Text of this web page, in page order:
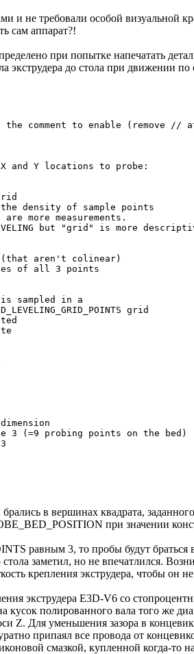
и не требовали особой визуальной
сам аппарат?!
при попытке напечатать
экструдера до стола при движении
the comment to enable
and Y locations to probe:
density of sample points
more measurements.
but "grid" is more
aren't colinear)
of all 3 points
sampled in a
grid
3 (=9 probing points on the bed)
брались в вершинах квадрата,
при значении
равным 3, то пробы будут браться
заметил, но не впечатлился.
крепления экструдера, чтобы он
экструдера E3D-V6 со
кусок полированного вала того же
оси Z. Для уменьшения зазора в
припаял все провода от
смазкой, купленной когда-то